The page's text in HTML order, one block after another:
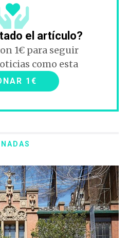
el artículo?
1€ para seguir
como esta
1€